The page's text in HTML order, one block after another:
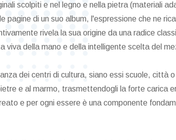
scolpiti e nel legno e nella pietra (materiali
pagine di un suo album, l'espressione che ne
rivela la sua origine da una radice
viva della mano e della intelligente scelta del
dei centri di cultura, siano essi scuole, città
e al marmo, trasmettendogli la forte carica
e per ogni essere è una componente